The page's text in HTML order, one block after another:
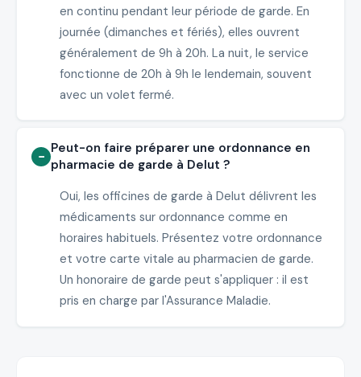
en continu pendant leur période de garde. En
journée (dimanches et fériés), elles ouvrent
généralement de 9h à 20h. La nuit, le service
fonctionne de 20h à 9h le lendemain, souvent
avec un volet fermé.
Peut-on faire préparer une ordonnance en
pharmacie de garde à Delut ?
Oui, les officines de garde à Delut délivrent les
médicaments sur ordonnance comme en
horaires habituels. Présentez votre ordonnance
et votre carte vitale au pharmacien de garde.
Un honoraire de garde peut s'appliquer : il est
pris en charge par l'Assurance Maladie.